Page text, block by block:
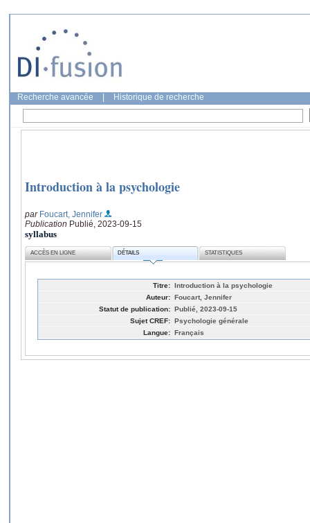
Recherche avancée Historique de recherche
Introduction à la psychologie
par Foucart, Jennifer
Publication Publié, 2023-09-15
syllabus
ACCÈS EN LIGNE DÉTAILS STATISTIQUES
Titre: Introduction à la psychologie
Auteur: Foucart, Jennifer
Statut de publication: Publié, 2023-09-15
Sujet CREF: Psychologie générale
Langue: Français